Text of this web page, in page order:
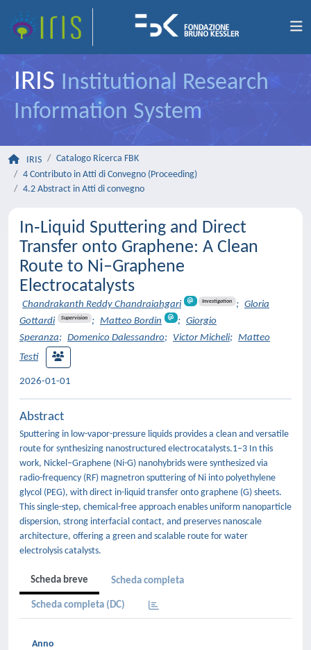
IRIS Institutional Research
Information System
IRIS
Catalogo Ricerca FBK
4 Contributo in Atti di Convegno (Proceeding)
4.2 Abstract in Atti di convegno
In‑Liquid Sputtering and Direct
Transfer onto Graphene: A Clean
Route to Ni–Graphene
Electrocatalysts
Chandrakanth Reddy Chandraiahgari Investigation ; Gloria
Gottardi
Supervision ; Matteo Bordin ; Giorgio
Speranza; Domenico Dalessandro; Victor Micheli; Matteo
Testi
2026-01-01
Abstract
Sputtering in low-vapor-pressure liquids provides a clean and versatile
route for synthesizing nanostructured electrocatalysts.1–3 In this
work, Nickel–Graphene (Ni-G) nanohybrids were synthesized via
radio-frequency (RF) magnetron sputtering of Ni into polyethylene
glycol (PEG), with direct in-liquid transfer onto graphene (G) sheets.
This single-step, chemical-free approach enables uniform nanoparticle
dispersion, strong interfacial contact, and preserves nanoscale
architecture, offering a green and scalable route for water
electrolysis catalysts.
Scheda breve Scheda completa
Scheda completa (DC)
Anno